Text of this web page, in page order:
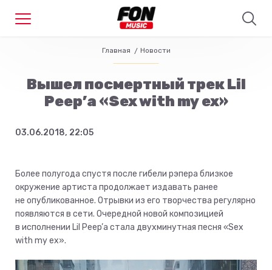
Главная Новости
Вышел посмертный трек Lil
Peep’а «Sex with my ex»
03.06.2018, 22:05
Более полугода спустя после гибели рэпера близкое
окружение артиста продолжает издавать ранее
не опубликованное. Отрывки из его творчества регулярно
появляются в сети. Очередной новой композицией
в исполнении Lil Peep’а стала двухминутная песня «Sex
with my ex».